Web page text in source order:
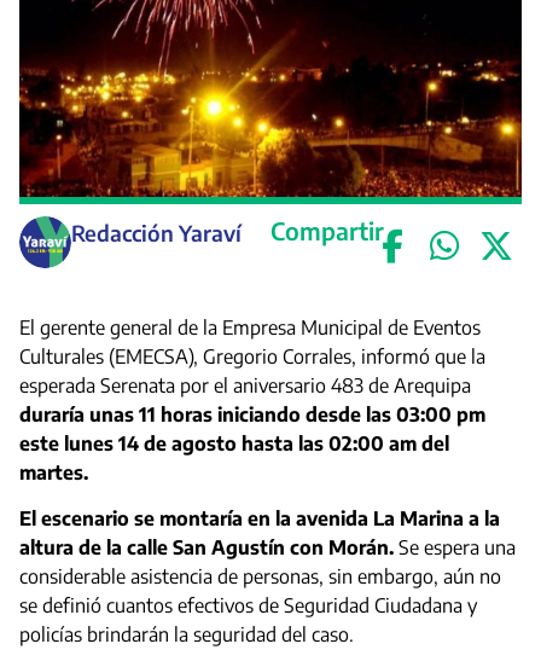
Redacción Yaraví Compartir
El gerente general de la Empresa Municipal de Eventos
Culturales (EMECSA), Gregorio Corrales, informó que la
esperada Serenata por el aniversario 483 de Arequipa
duraría unas 11 horas iniciando desde las 03:00 pm
este lunes 14 de agosto hasta las 02:00 am del
martes.
El escenario se montaría en la avenida La Marina a la
altura de la calle San Agustín con Morán. Se espera una
considerable asistencia de personas, sin embargo, aún no
se definió cuantos efectivos de Seguridad Ciudadana y
policías brindarán la seguridad del caso.